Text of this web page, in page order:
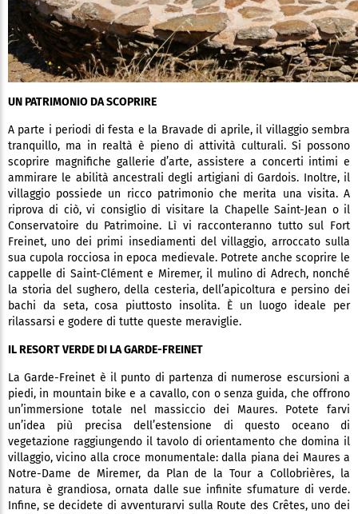
UN PATRIMONIO DA SCOPRIRE
A parte i periodi di festa e la Bravade di aprile, il villaggio sembra
tranquillo, ma in realtà è pieno di attività culturali. Si possono
scoprire magnifiche gallerie d’arte, assistere a concerti intimi e
ammirare le abilità ancestrali degli artigiani di Gardois. Inoltre, il
villaggio possiede un ricco patrimonio che merita una visita. A
riprova di ciò, vi consiglio di visitare la Chapelle Saint-Jean o il
Conservatoire du Patrimoine. Lì vi racconteranno tutto sul Fort
Freinet, uno dei primi insediamenti del villaggio, arroccato sulla
sua cupola rocciosa in epoca medievale. Potrete anche scoprire le
cappelle di Saint-Clément e Miremer, il mulino di Adrech, nonché
la storia del sughero, della cesteria, dell’apicoltura e persino dei
bachi da seta, cosa piuttosto insolita. È un luogo ideale per
rilassarsi e godere di tutte queste meraviglie.
IL RESORT VERDE DI LA GARDE-FREINET
La Garde-Freinet è il punto di partenza di numerose escursioni a
piedi, in mountain bike e a cavallo, con o senza guida, che offrono
un’immersione totale nel massiccio dei Maures. Potete farvi
un’idea più precisa dell’estensione di questo oceano di
vegetazione raggiungendo il tavolo di orientamento che domina il
villaggio, vicino alla croce monumentale: dalla piana dei Maures a
Notre-Dame de Miremer, da Plan de la Tour a Collobrières, la
natura è grandiosa, ornata dalle sue infinite sfumature di verde.
Infine, se decidete di avventurarvi sulla Route des Crêtes, uno dei